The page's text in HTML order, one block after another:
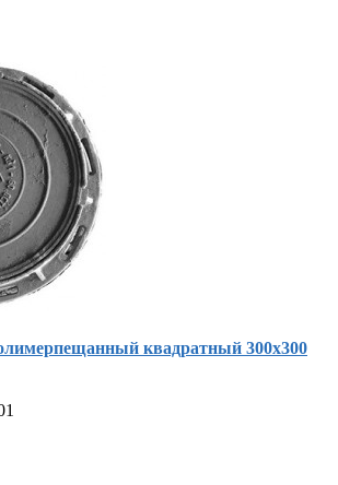
квадратный 300х300